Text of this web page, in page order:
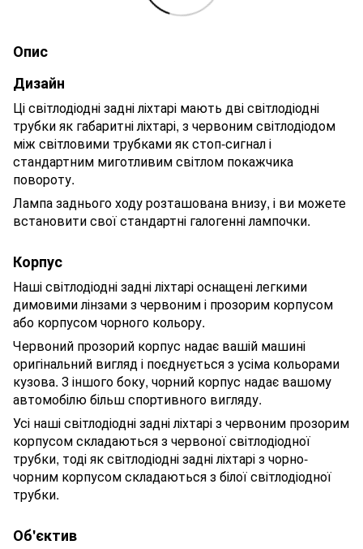
Опис
Дизайн
Ці світлодіодні задні ліхтарі мають дві світлодіодні
трубки як габаритні ліхтарі, з червоним світлодіодом
між світловими трубками як стоп-сигнал і
стандартним миготливим світлом покажчика
повороту.
Лампа заднього ходу розташована внизу, і ви можете
встановити свої стандартні галогенні лампочки.
Корпус
Наші світлодіодні задні ліхтарі оснащені легкими
димовими лінзами з червоним і прозорим корпусом
або корпусом чорного кольору.
Червоний прозорий корпус надає вашій машині
оригінальний вигляд і поєднується з усіма кольорами
кузова. З іншого боку, чорний корпус надає вашому
автомобілю більш спортивного вигляду.
Усі наші світлодіодні задні ліхтарі з червоним прозорим
корпусом складаються з червоної світлодіодної
трубки, тоді як світлодіодні задні ліхтарі з чорно-
чорним корпусом складаються з білої світлодіодної
трубки.
Об'єктив